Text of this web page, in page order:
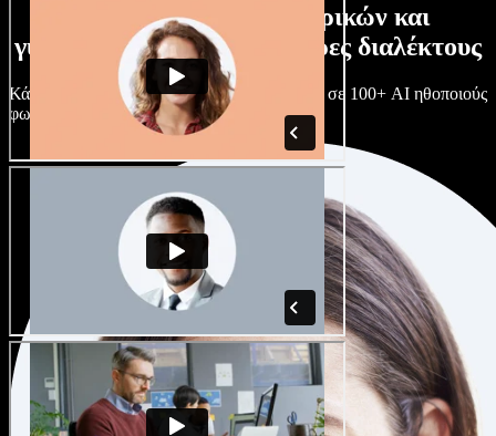
Τεράστια συλλογή ανδρικών και
γυναικείων φωνών με άπειρες διαλέκτους
Κάθε έργο είναι μοναδικό. Διάλεξε ανάμεσα σε 100+ AI ηθοποιούς
φωνής & διαλέκτους και κάν’ τους όπως θες.